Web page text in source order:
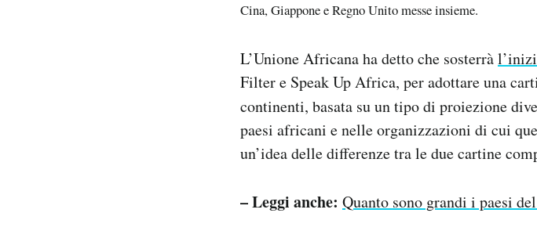
Cina, Giappone e Regno Unito messe insieme.
L’Unione Africana ha detto che sosterrà
Filter e Speak Up Africa, per adottare una
continenti, basata su un tipo di proiezione
paesi africani e nelle organizzazioni di cui
un’idea delle differenze tra le due cartine
– Leggi anche: Quanto sono grandi i paesi